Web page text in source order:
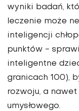
wyniki badań,
leczenie może
inteligencji
punktów -
inteligentne
granicach 100),
rozwoju, a
umysłowego.